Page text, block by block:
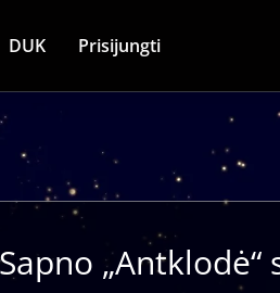
DUK Prisijungti
Sapno